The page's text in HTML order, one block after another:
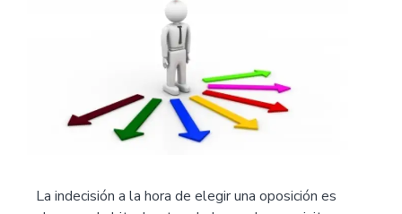
La indecisión a la hora de elegir una oposición es